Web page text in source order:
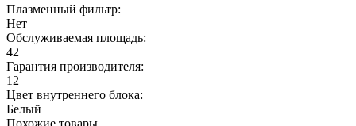
Плазменный фильтр:
Нет
Обслуживаемая площадь:
42
Гарантия производителя:
12
Цвет внутреннего блока:
Белый
Похожие товары